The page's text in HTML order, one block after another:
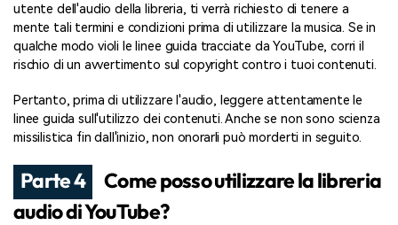
utente dell'audio della libreria, ti verrà richiesto di tenere a
mente tali termini e condizioni prima di utilizzare la musica. Se in
qualche modo violi le linee guida tracciate da YouTube, corri il
rischio di un avvertimento sul copyright contro i tuoi contenuti.
Pertanto, prima di utilizzare l'audio, leggere attentamente le
linee guida sull'utilizzo dei contenuti. Anche se non sono scienza
missilistica fin dall'inizio, non onorarli può morderti in seguito.
Parte 4
Come posso utilizzare la libreria
audio di YouTube?